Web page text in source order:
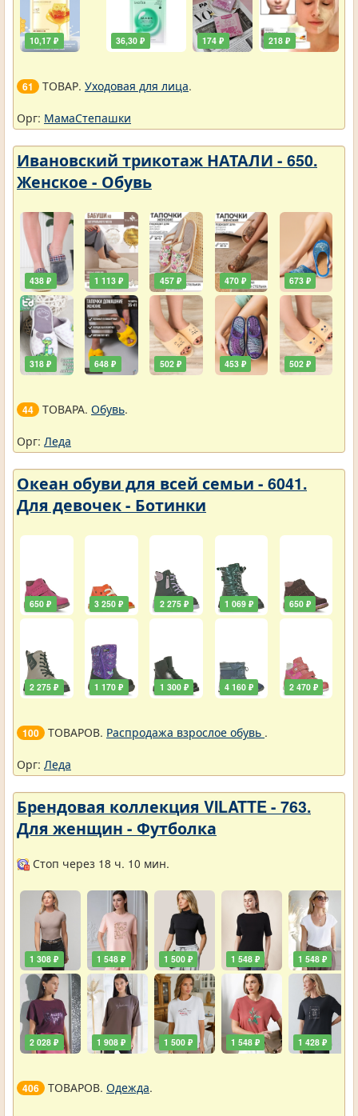
10,17 ₽ 36,30 ₽ 174 ₽ 218 ₽
61 ТОВАР. Уходовая для лица.
Орг: МамаСтепашки
Ивановский трикотаж НАТАЛИ - 650.
Женское - Обувь
438 ₽
318 ₽
1 113 ₽
648 ₽
457 ₽
502 ₽
470 ₽
453 ₽
673 ₽
502 ₽
44 ТОВАРА. Обувь.
Орг: Леда
Океан обуви для всей семьи - 6041.
Для девочек - Ботинки
650 ₽
2 275 ₽
3 250 ₽
1 170 ₽
2 275 ₽
1 300 ₽
1 069 ₽
4 160 ₽
650 ₽
2 470 ₽
100 ТОВАРОВ. Распродажа взрослое обувь .
Орг: Леда
Брендовая коллекция VILATTE - 763.
Для женщин - Футболка
Стоп через 18 ч. 10 мин.
1 308 ₽
2 028 ₽
1 548 ₽
1 908 ₽
1 500 ₽
1 500 ₽
1 548 ₽
1 548 ₽
1 548 ₽
1 428 ₽
406 ТОВАРОВ. Одежда.